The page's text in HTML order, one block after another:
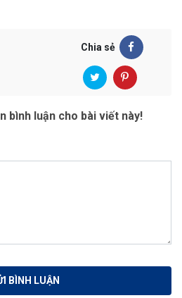
Chia sẻ
bình luận cho bài viết này!